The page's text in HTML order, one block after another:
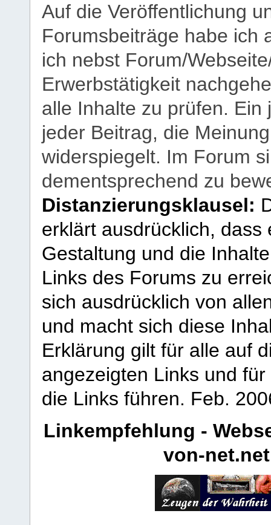
Auf die Veröffentlichung
Forumsbeiträge habe ich
ich nebst Forum/
Erwerbstätigkeit
alle Inhalte zu prüfen.
jeder Beitrag, die
widerspiegelt. Im Forum
dementsprechend zu
Distanzierungsklausel:
erklärt ausdrücklich,
Gestaltung und die
Links des Forums zu
sich ausdrücklich von
und macht sich diese
Erklärung gilt für alle auf
angezeigten Links und
die Links führen. Feb.
Linkempfehlung -
von-net.net